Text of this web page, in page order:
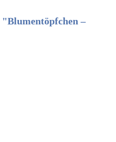
"Blumentöpfchen –